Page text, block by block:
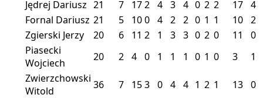
Jędrej Dariusz 21 7 172 4 3 4 0 2 2 17 4
Fornal Dariusz 21 5 100 4 2 2 0 1 1 10 2
Zgierski Jerzy
20 6 11 2 1 3 3 0 2 0 11
0
Piasecki
Wojciech
20 2 4 0 1 1 1 0 1 0 3
1
Zwierzchowski
Witold
36 7 153 0 4 4 1 2 1 13 0